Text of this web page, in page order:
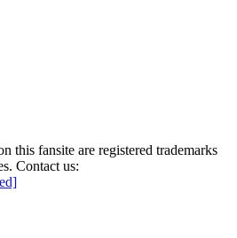
this fansite are registered trademarks
Contact us: